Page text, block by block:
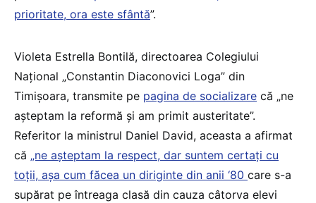
prioritate, ora este sfântă”.
Violeta Estrella Bontilă, directoarea Colegiului
Național „Constantin Diaconovici Loga” din
Timișoara, transmite pe pagina de socializare că „ne
așteptam la reformă și am primit austeritate”.
Referitor la ministrul Daniel David, aceasta a afirmat
că „ne așteptam la respect, dar suntem certați cu
toții, așa cum făcea un diriginte din anii ‘80 care s-a
supărat pe întreaga clasă din cauza câtorva elevi